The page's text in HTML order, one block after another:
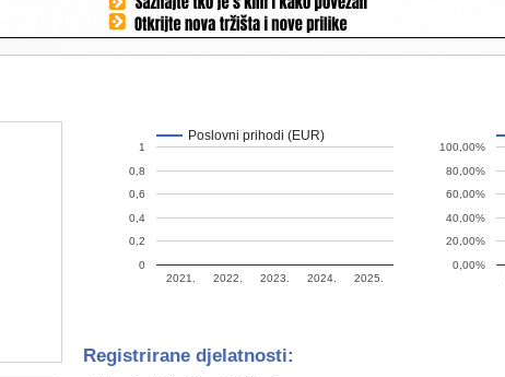
Poslovni prihodi (EUR)
2021. 2022. 2023. 2024. 2025.
0
0,2
0,4
0,6
0,8
1
0,00%
20,00%
40,00%
60,00%
80,00%
100,00%
Registrirane djelatnosti: